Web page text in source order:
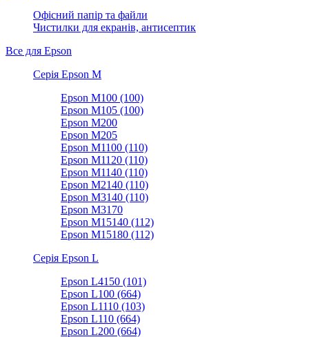
Офісний папір та файли
Чистилки для екранів, антисептик
Все для Epson
Серія Epson M
Epson M100 (100)
Epson M105 (100)
Epson M200
Epson M205
Epson M1100 (110)
Epson M1120 (110)
Epson M1140 (110)
Epson M2140 (110)
Epson M3140 (110)
Epson M3170
Epson M15140 (112)
Epson M15180 (112)
Серія Epson L
Epson L4150 (101)
Epson L100 (664)
Epson L1110 (103)
Epson L110 (664)
Epson L200 (664)